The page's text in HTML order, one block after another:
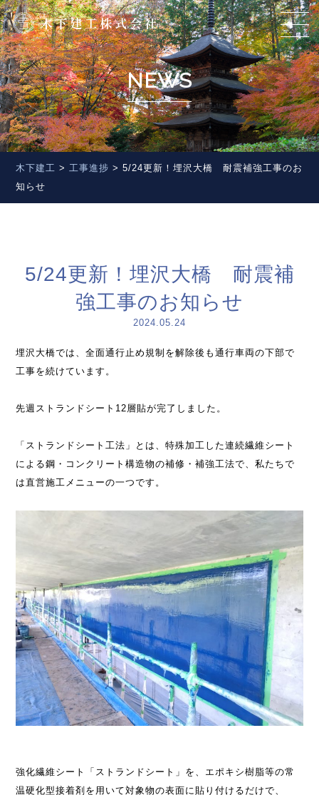
NEWS
木下建工 >工事進捗 >5/24更新！埋沢大橋 耐震補強工事のお
知らせ
5/24更新！埋沢大橋 耐震補
強工事のお知らせ
2024.05.24
埋沢大橋では、全面通行止め規制を解除後も通行車両の下部で
工事を続けています。
先週ストランドシート12層貼が完了しました。
「ストランドシート工法」とは、特殊加工した連続繊維シート
による鋼・コンクリート構造物の補修・補強工法で、私たちで
は直営施工メニューの一つです。
強化繊維シート「ストランドシート」を、エポキシ樹脂等の常
温硬化型接着剤を用いて対象物の表面に貼り付けるだけで、